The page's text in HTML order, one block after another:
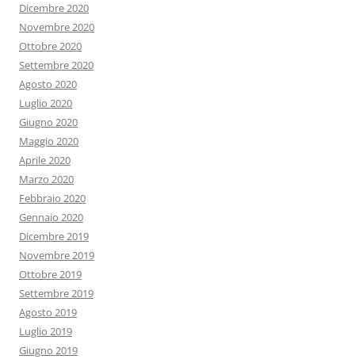
Dicembre 2020
Novembre 2020
Ottobre 2020
Settembre 2020
Agosto 2020
Luglio 2020
Giugno 2020
Maggio 2020
Aprile 2020
Marzo 2020
Febbraio 2020
Gennaio 2020
Dicembre 2019
Novembre 2019
Ottobre 2019
Settembre 2019
Agosto 2019
Luglio 2019
Giugno 2019